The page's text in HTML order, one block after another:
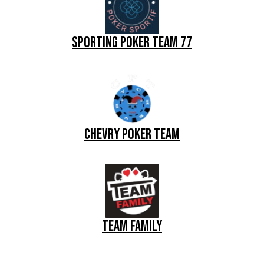
SPORTING POKER TEAM 77
CHEVRY POKER TEAM
Team family